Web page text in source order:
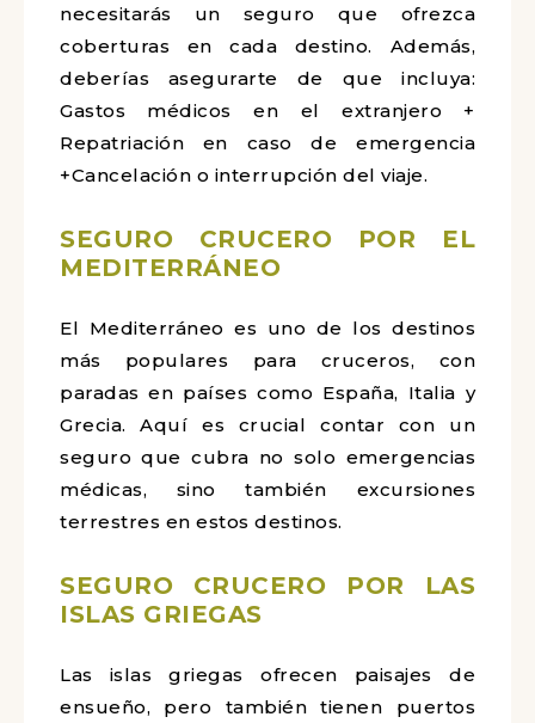
necesitarás un seguro que ofrezca
coberturas en cada destino. Además,
deberías asegurarte de que incluya:
Gastos médicos en el extranjero +
Repatriación en caso de emergencia
+Cancelación o interrupción del viaje.
SEGURO CRUCERO POR EL
MEDITERRÁNEO
El Mediterráneo es uno de los destinos
más populares para cruceros, con
paradas en países como España, Italia y
Grecia. Aquí es crucial contar con un
seguro que cubra no solo emergencias
médicas, sino también excursiones
terrestres en estos destinos.
SEGURO CRUCERO POR LAS
ISLAS GRIEGAS
Las islas griegas ofrecen paisajes de
ensueño, pero también tienen puertos